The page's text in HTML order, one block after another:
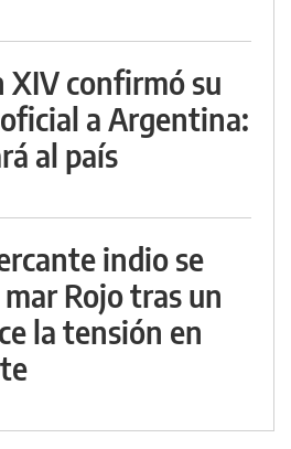
XIV confirmó su
a Argentina:
al país
indio se
Rojo tras un
la tensión en